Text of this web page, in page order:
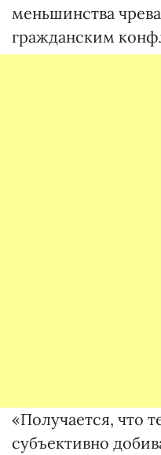
меньшинства
гражданским
«Получается, что
субъективно